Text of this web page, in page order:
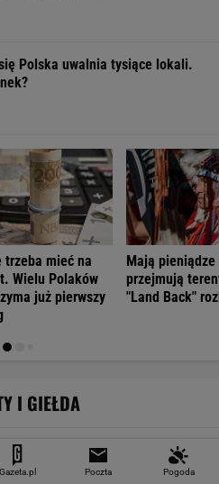
Polska uwalnia tysiące lokali.
trzeba mieć na
Wielu Polaków
już pierwszy
Mają pieniądze
przejmują
"Land Back"
I GIEŁDA
5,0166
151 782,92
Gazeta.pl Poczta Pogoda